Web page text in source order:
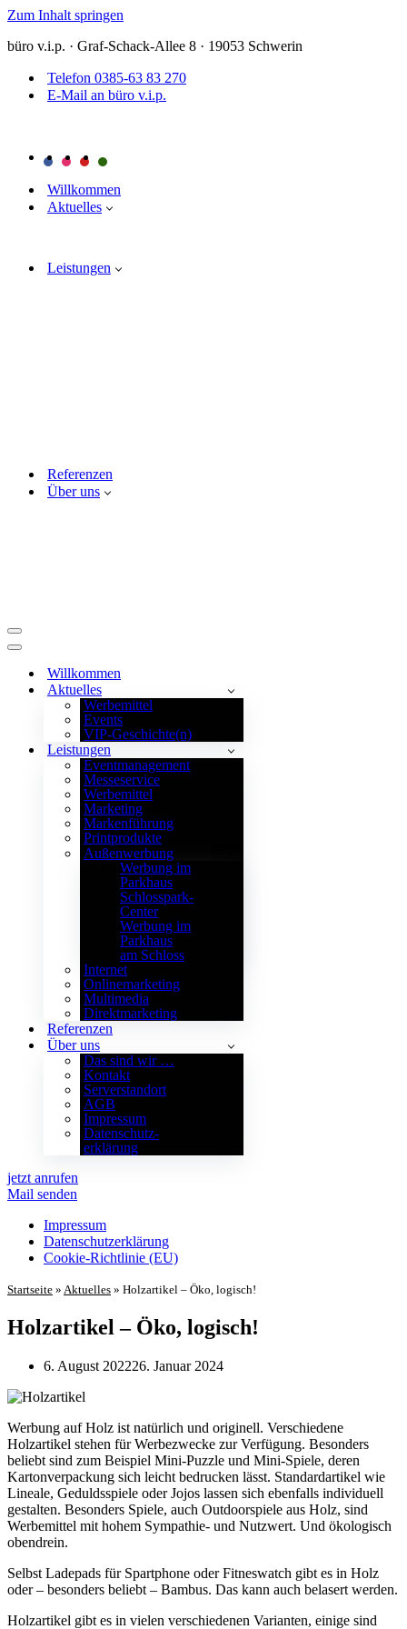
Zum Inhalt springen
büro v.i.p. · Graf-Schack-Allee 8 · 19053 Schwerin
Telefon 0385-63 83 270
E-Mail an büro v.i.p.
Willkommen
Aktuelles
Leistungen
Referenzen
Über uns
Navigationsmenü
Navigationsmenü
Willkommen
Aktuelles
Werbemittel
Events
VIP-Geschichte(n)
Leistungen
Eventmanagement
Messeservice
Werbemittel
Marketing
Markenführung
Printprodukte
Außenwerbung
Werbung im
Parkhaus
Schlosspark-
Center
Werbung im
Parkhaus
am Schloss
Internet
Onlinemarketing
Multimedia
Direktmarketing
Referenzen
Über uns
Das sind wir …
Kontakt
Serverstandort
AGB
Impressum
Datenschutz­
erklärung
jetzt anrufen
Mail senden
Impressum
Datenschutz­erklärung
Cookie-Richtlinie (EU)
Startseite » Aktuelles » Holzartikel – Öko, logisch!
Holzartikel – Öko, logisch!
6. August 202226. Januar 2024
Werbung auf Holz ist natürlich und originell. Verschiedene
Holzartikel stehen für Werbezwecke zur Verfügung. Besonders
beliebt sind zum Beispiel Mini-Puzzle und Mini-Spiele, deren
Kartonverpackung sich leicht bedrucken lässt. Standardartikel wie
Lineale, Geduldsspiele oder Jojos lassen sich ebenfalls individuell
gestalten. Besonders Spiele, auch Outdoorspiele aus Holz, sind
Werbemittel mit hohem Sympathie- und Nutzwert. Und ökologisch
obendrein.
Selbst Ladepads für Spartphone oder Fitneswatch gibt es in Holz
oder – besonders beliebt – Bambus. Das kann auch belasert werden.
Holzartikel gibt es in vielen verschiedenen Varianten, einige sind